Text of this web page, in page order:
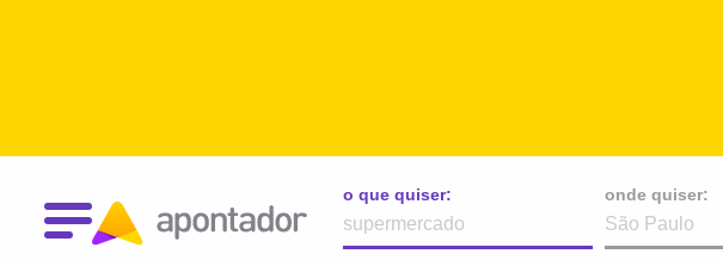
o que quiser:
onde quiser: